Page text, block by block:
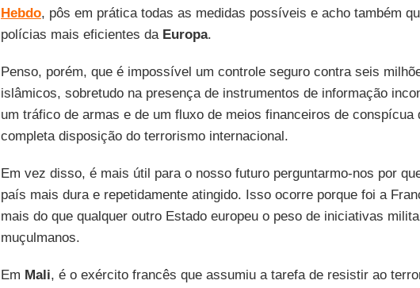
Hebdo, pôs em prática todas as medidas possíveis e acho também
polícias mais eficientes da Europa.
Penso, porém, que é impossível um controle seguro contra seis
islâmicos, sobretudo na presença de instrumentos de informação
um tráfico de armas e de um fluxo de meios financeiros de conspícua
completa disposição do terrorismo internacional.
Em vez disso, é mais útil para o nosso futuro perguntarmo-nos por
país mais dura e repetidamente atingido. Isso ocorre porque foi a
mais do que qualquer outro Estado europeu o peso de iniciativas
muçulmanos.
Em Mali, é o exército francês que assumiu a tarefa de resistir ao